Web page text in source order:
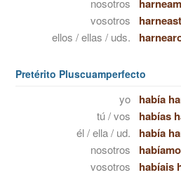
nosotros
vosotros
ellos / ellas / uds.
Pretérito Pluscuamperfecto
yo había
tú / vos habías
él / ella / ud. había
nosotros
vosotros habíais